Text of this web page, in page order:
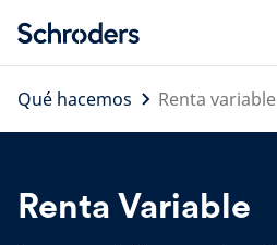
content
Qué hacemos
Renta variable
Renta Variable